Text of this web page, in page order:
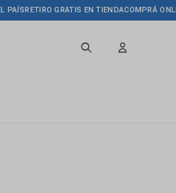
RETIRO GRATIS EN TIENDACOMPRÁ